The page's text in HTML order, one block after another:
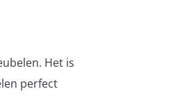
Het is
perfect